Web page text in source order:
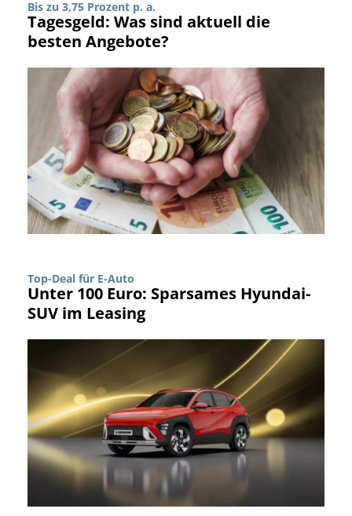
Bis zu 3,75 Prozent p. a.
Tagesgeld: Was sind aktuell die
besten Angebote?
Top-Deal für E-Auto
Unter 100 Euro: Sparsames Hyundai-
SUV im Leasing